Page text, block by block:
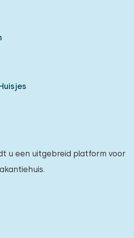
u een uitgebreid platform voor